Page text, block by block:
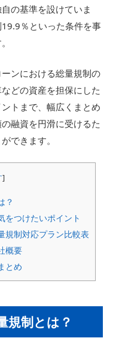
の基準を設けていま
％といった条件を事
ンにおける総量規制の
どの資産を担保にした
トまで、幅広くまとめ
融資を円滑に受けるた
できます。
]
？
をつけたいポイント
規制対応プラン比較表
概要
とめ
規制とは？